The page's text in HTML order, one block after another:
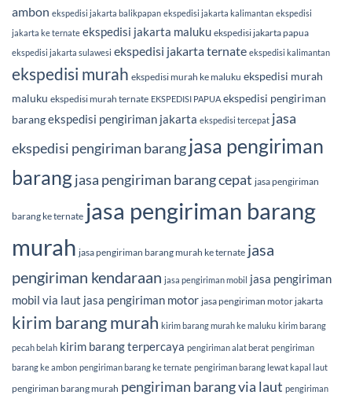
ambon ekspedisi jakarta balikpapan ekspedisi jakarta kalimantan ekspedisi
jakarta ke ternate ekspedisi jakarta maluku ekspedisi jakarta papua
ekspedisi jakarta sulawesi ekspedisi jakarta ternate ekspedisi kalimantan
ekspedisi murah ekspedisi murah ke maluku ekspedisi murah
maluku ekspedisi murah ternate EKSPEDISI PAPUA ekspedisi pengiriman
barangekspedisi pengiriman jakarta ekspedisi tercepat jasa
ekspedisi pengiriman barangjasa pengiriman
barangjasa pengiriman barang cepat jasa pengiriman
barang ke ternate jasa pengiriman barang
murah jasa pengiriman barang murah ke ternate jasa
pengiriman kendaraan jasa pengiriman mobil jasa pengiriman
mobil via laut jasa pengiriman motor jasa pengiriman motor jakarta
kirim barang murah kirim barang murah ke maluku kirim barang
pecah belah kirim barang terpercaya pengiriman alat berat pengiriman
barang ke ambon pengiriman barang ke ternate pengiriman barang lewat kapal laut
pengiriman barang murah pengiriman barang via laut pengiriman